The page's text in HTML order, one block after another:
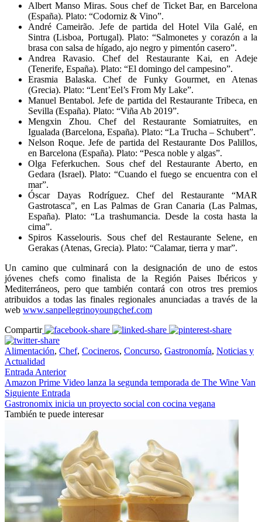
Albert Manso Miras. Sous chef de Ticket Bar, en Barcelona
(España). Plato: “Codorniz & Vino”.
André Cameirão. Jefe de partida del Hotel Vila Galé, en
Sintra (Lisboa, Portugal). Plato: “Salmonetes y corazón a la
brasa con salsa de hígado, ajo negro y pimentón casero”.
Andrea Ravasio. Chef del Restaurante Kai, en Adeje
(Tenerife, España). Plato: “El domingo del campesino”.
Erasmia Balaska. Chef de Funky Gourmet, en Atenas
(Grecia). Plato: “Lent’Eel’s From My Lake”.
Manuel Bentabol. Jefe de partida del Restaurante Tribeca, en
Sevilla (España). Plato: “Viña Ab 2019”.
Mengxin Zhou. Chef del Restaurante Somiatruites, en
Igualada (Barcelona, España). Plato: “La Trucha – Schubert”.
Nelson Roque. Jefe de partida del Restaurante Dos Palillos,
en Barcelona (España). Plato: “Pesca noble y algas”.
Olga Feferkuchen. Sous chef del Restaurante Aberto, en
Gedara (Israel). Plato: “Cuando el fuego se encuentra con el
mar”.
Óscar Dayas Rodríguez. Chef del Restaurante “MAR
Gastrotasca”, en Las Palmas de Gran Canaria (Las Palmas,
España). Plato: “La trashumancia. Desde la costa hasta la
cima”.
Spiros Kasselouris. Sous chef del Restaurante Selene, en
Gerakas (Atenas, Grecia). Plato: “Calamar, tierra y mar”.
Un camino que culminará con la designación de uno de estos
jóvenes chefs como finalista de la Región Paises Ibéricos y
Mediterráneos, pero que también contará con otros tres premios
atribuidos a todas las finales regionales anunciadas a través de la
web www.sanpellegrinoyoungchef.com
Compartir
Alimentación, Chef, Cocineros, Concurso, Gastronomía, Noticias y
Actualidad
Entrada Anterior
Amazon Prime Video lanza la segunda temporada de The Wine Van
Siguiente Entrada
Gastronomix inicia un proyecto social con cocina vegana
También te puede interesar